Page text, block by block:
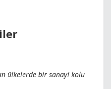
ülkelerde bir sanayi kolu